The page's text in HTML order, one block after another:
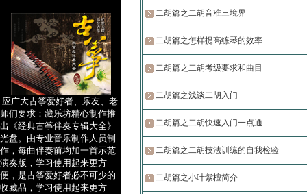
应广大古筝爱好者、乐友、老
师们要求：藏乐坊精心制作推
出《经典古筝伴奏专辑大全》
光盘。由专业音乐制作人员制
作，每曲伴奏前均加一首示范
演奏版，学习使用起来更方
便，是古筝爱好者必不可少的
收藏品，学习使用起来更方
二胡篇之二胡音准三境界
二胡篇之怎样提高练琴的效率
二胡篇之二胡考级要求和曲目
二胡篇之浅谈二胡入门
二胡篇之二胡快速入门一点通
二胡篇之二胡技法训练的自我检验
二胡篇之小叶紫檀简介